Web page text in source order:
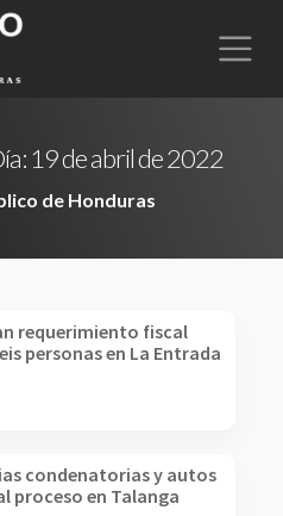
19 de abril de 2022
de Honduras
requerimiento fiscal
personas en La Entrada
condenatorias y autos
proceso en Talanga